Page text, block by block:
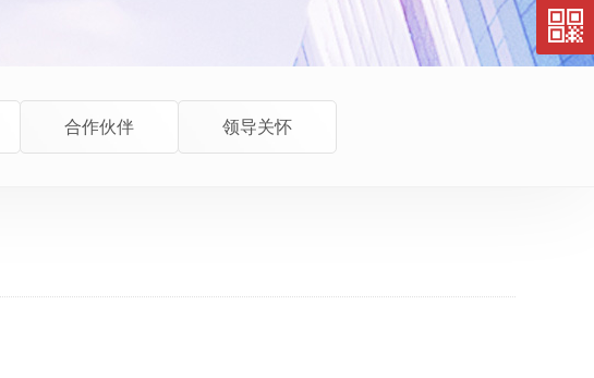
合作伙伴 领导关怀